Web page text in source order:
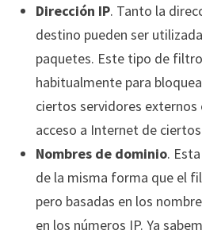
Dirección IP. Tanto la
destino pueden ser
paquetes. Este tipo de
habitualmente para
ciertos servidores externos
acceso a Internet de
Nombres de dominio.
de la misma forma que el
pero basadas en los
en los números IP. Ya